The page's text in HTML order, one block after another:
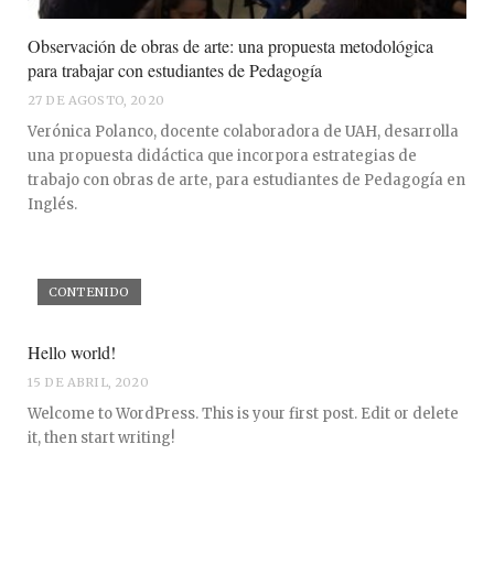
Observación de obras de arte: una propuesta metodológica
para trabajar con estudiantes de Pedagogía
27 DE AGOSTO, 2020
Verónica Polanco, docente colaboradora de UAH, desarrolla
una propuesta didáctica que incorpora estrategias de
trabajo con obras de arte, para estudiantes de Pedagogía en
Inglés.
CONTENIDO
Hello world!
15 DE ABRIL, 2020
Welcome to WordPress. This is your first post. Edit or delete
it, then start writing!